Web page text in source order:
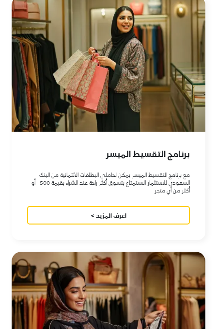
برنامج التقسيط الميسر
مع برنامج التقسيط الميسر يمكن لحاملي البطاقات الائتمانية من البنك
السعودي للاستثمار الاستمتاع بتسوق أكثر راحة عند الشراء بقيمة 500 أو
أكثر من أي متجر
اعرف المزيد >